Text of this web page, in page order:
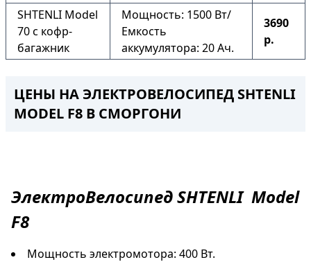
SHTENLI Model
70 с кофр-
багажник
Мощность: 1500 Вт/
Емкость
аккумулятора: 20 Ач.
3690
р.
ЦЕНЫ НА ЭЛЕКТРОВЕЛОСИПЕД SHTENLI
MODEL F8 В СМОРГОНИ
ЭлектроВелосипедSHTENLI Model
F8
Мощность электромотора: 400 Вт.